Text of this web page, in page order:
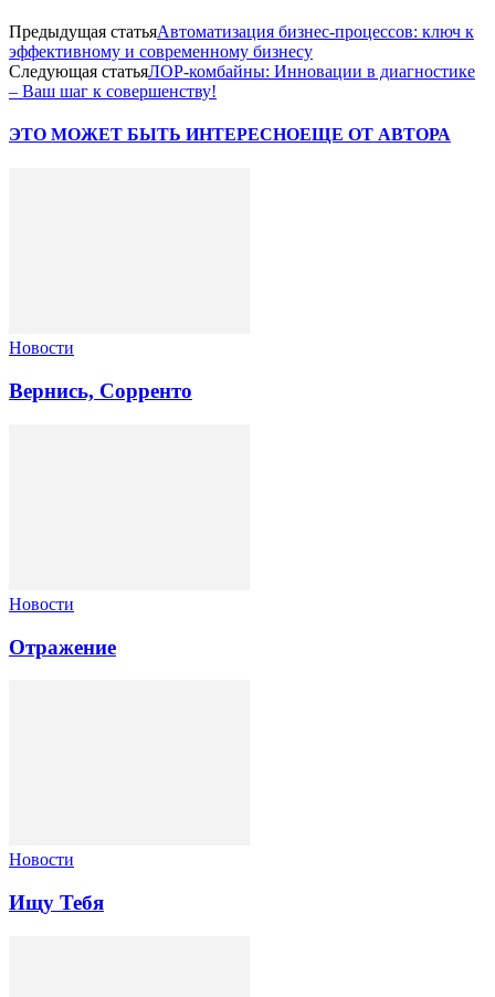
Предыдущая статьяАвтоматизация бизнес-процессов: ключ к
эффективному и современному бизнесу
Следующая статьяЛОР-комбайны: Инновации в диагностике
– Ваш шаг к совершенству!
ЭТО МОЖЕТ БЫТЬ ИНТЕРЕСНОЕЩЕ ОТ АВТОРА
Новости
Вернись, Сорренто
Новости
Отражение
Новости
Ищу Тебя